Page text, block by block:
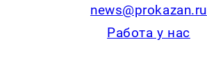
news@prokazan.ru
Работа у нас